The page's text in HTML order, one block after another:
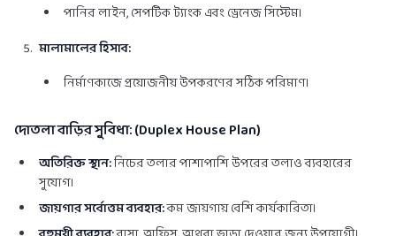
পানির লাইন, সেপটিক ট্যাংক এবং ড্রেনেজ সিস্টেম।
মালামালের হিসাব:
নির্মাণকাজে প্রয়োজনীয় উপকরণের সঠিক পরিমাণ।
দোতলা বাড়ির সুবিধা: (Duplex House Plan)
অতিরিক্ত স্থান:নিচের তলার পাশাপাশি উপরের তলাও ব্যবহারের
সুযোগ।
জায়গার সর্বোত্তম ব্যবহার:কম জায়গায় বেশি কার্যকারিতা।